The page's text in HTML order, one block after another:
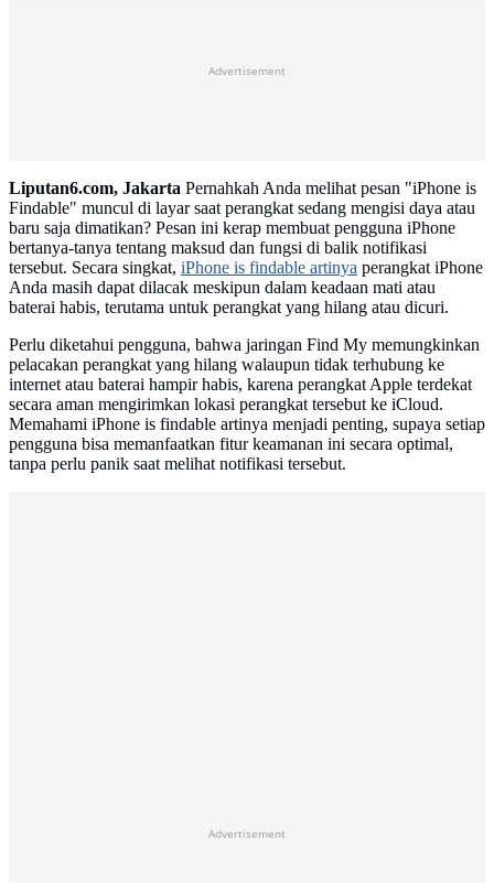
Advertisement
Liputan6.com, Jakarta Pernahkah Anda melihat pesan "iPhone is
Findable" muncul di layar saat perangkat sedang mengisi daya atau
baru saja dimatikan? Pesan ini kerap membuat pengguna iPhone
bertanya-tanya tentang maksud dan fungsi di balik notifikasi
tersebut. Secara singkat, iPhone is findable artinya perangkat iPhone
Anda masih dapat dilacak meskipun dalam keadaan mati atau
baterai habis, terutama untuk perangkat yang hilang atau dicuri.
Perlu diketahui pengguna, bahwa jaringan Find My memungkinkan
pelacakan perangkat yang hilang walaupun tidak terhubung ke
internet atau baterai hampir habis, karena perangkat Apple terdekat
secara aman mengirimkan lokasi perangkat tersebut ke iCloud.
Memahami iPhone is findable artinya menjadi penting, supaya setiap
pengguna bisa memanfaatkan fitur keamanan ini secara optimal,
tanpa perlu panik saat melihat notifikasi tersebut.
Advertisement